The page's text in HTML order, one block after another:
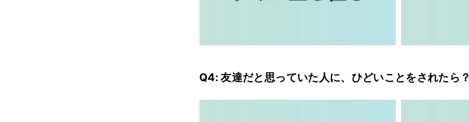
Q4: 友達だと思っていた人に、ひどいことをされたら？